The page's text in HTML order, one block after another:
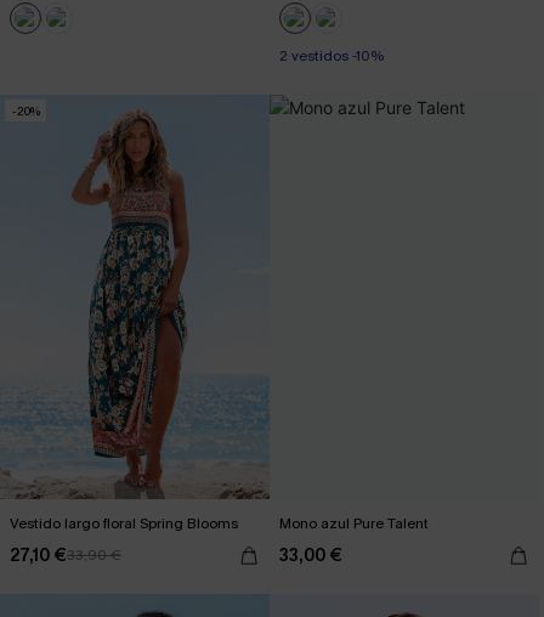
2 vestidos -10%
-20%
Vestido largo floral Spring Blooms
27,10 €33,90 €
Mono azul Pure Talent
33,00 €